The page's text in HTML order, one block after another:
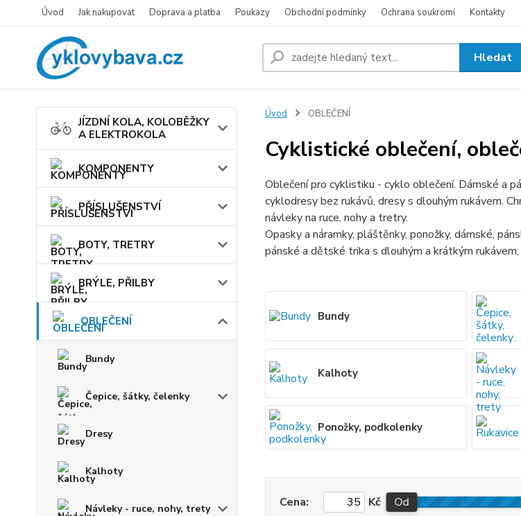
Úvod Jak nakupovat Doprava a platba Poukazy Obchodní podmínky Ochrana soukromí Kontakty
Hledat
JÍZDNÍ KOLA, KOLOBĚŽKY
A ELEKTROKOLA
KOMPONENTY
PŘÍSLUŠENSTVÍ
BOTY, TRETRY
BRÝLE, PŘILBY
OBLEČENÍ
Bundy
Čepice, šátky, čelenky
Dresy
Kalhoty
Návleky - ruce, nohy, trety
Úvod OBLEČENÍ
Cyklistické oblečení,
Oblečení pro cyklistiku - cyklo oblečení. Dámské a
cyklodresy bez rukávů, dresy s dlouhým rukávem.
návleky na ruce, nohy a tretry.
Opasky a náramky, pláštěnky, ponožky, dámské,
pánské a dětské trika s dlouhým a krátkým
Bundy
Kalhoty
Ponožky, podkolenky
Cena: Kč Od